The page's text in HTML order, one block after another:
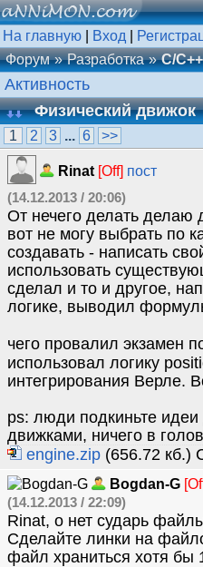
На главную Вход
Форум
Разработка C/C++
Активность
Физический движок
1 2 3 ... 6 >>
Rinat [Off] пост
(14.12.2013 / 20:06)
От нечего делать делаю
вот не могу выбрать по
создавать - написать
использовать
сделал и то и другое,
логике, выводил
чего провалил экзамен
использовал логику
интегрирования Верле.
ps: люди подкиньте
движками, ничего в
engine.zip (656.72 кб.)
Bogdan-G
(14.12.2013 / 22:09)
Rinat, о нет сударь
Сделайте линки на
файл храниться хотя бы